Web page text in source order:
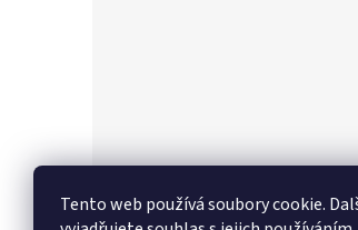
Tento web používá soubory cookie.